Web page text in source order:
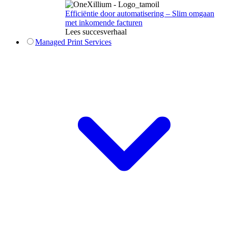
Efficiëntie door automatisering – Slim omgaan
met inkomende facturen
Lees succesverhaal
Managed Print Services